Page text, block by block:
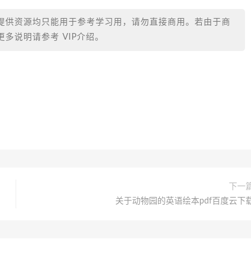
资源均只能用于参考学习用，请勿直接商用。若由于商
说明请参考 VIP介绍。
下一
关于动物园的英语绘本pdf百度云下